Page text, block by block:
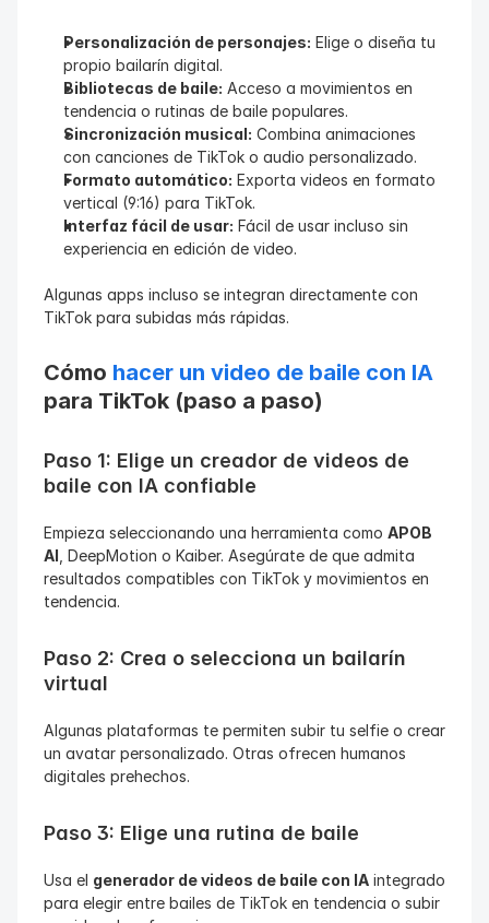
Personalización de personajes: Elige o diseña tu
propio bailarín digital.
Bibliotecas de baile: Acceso a movimientos en
tendencia o rutinas de baile populares.
Sincronización musical: Combina animaciones
con canciones de TikTok o audio personalizado.
Formato automático: Exporta videos en formato
vertical (9:16) para TikTok.
Interfaz fácil de usar: Fácil de usar incluso sin
experiencia en edición de video.
Algunas apps incluso se integran directamente con
TikTok para subidas más rápidas.
Cómo hacer un video de baile con IA
para TikTok (paso a paso)
Paso 1: Elige un creador de videos de
baile con IA confiable
Empieza seleccionando una herramienta como APOB
AI , DeepMotion o Kaiber. Asegúrate de que admita
resultados compatibles con TikTok y movimientos en
tendencia.
Paso 2: Crea o selecciona un bailarín
virtual
Algunas plataformas te permiten subir tu selfie o crear
un avatar personalizado. Otras ofrecen humanos
digitales prehechos.
Paso 3: Elige una rutina de baile
Usa el generador de videos de baile con IA integrado
para elegir entre bailes de TikTok en tendencia o subir